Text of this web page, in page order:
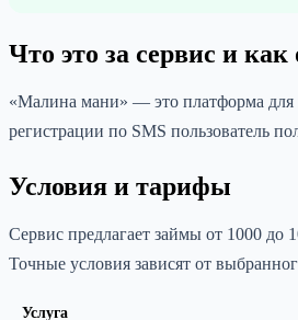
Что это за сервис и как
«Малина мани» — это платформа для
регистрации по SMS пользователь
Условия и тарифы
Сервис предлагает займы от 1000 до
Точные условия зависят от
Услуга